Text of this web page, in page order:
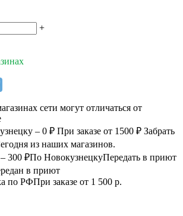
+
сети могут отличаться от
– 0 ₽ При заказе от 1500 ₽ Забрать
из наших магазинов.
300 ₽По НовокузнецкуПередать в приют
в приют
по РФПри заказе от 1 500 р.